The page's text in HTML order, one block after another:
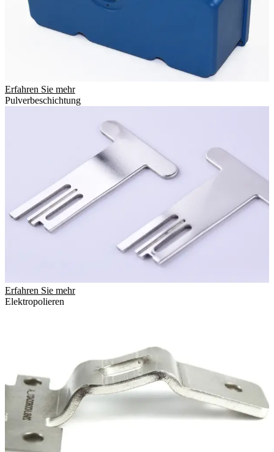
Erfahren Sie mehr
Pulverbeschichtung
Erfahren Sie mehr
Elektropolieren